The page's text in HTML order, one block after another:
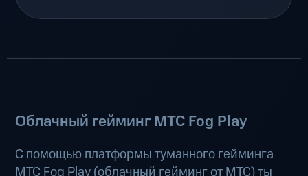
Облачный гейминг МТС Fog Play
С помощью платформы туманного гейминга
МТС Fog Play (облачный гейминг от МТС) ты